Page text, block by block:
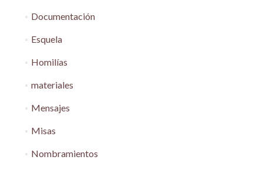
Documentación
Esquela
Homilías
materiales
Mensajes
Misas
Nombramientos